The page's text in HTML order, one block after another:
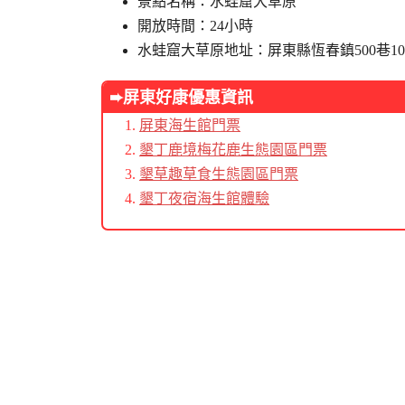
開放時間：24小時
水蛙窟大草原地址：屏東縣恆春鎮500巷
➨屏東好康優惠資訊
屏東海生館門票
墾丁鹿境梅花鹿生態園區門票
墾草趣草食生態園區門票
墾丁夜宿海生館體驗